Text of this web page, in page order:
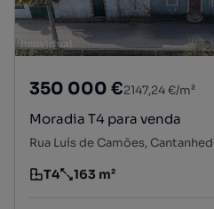
350 000 €2147,24 €/m²
Moradia T4 para venda
Tipologia
T4
Preço por metro quadrado
163 m²